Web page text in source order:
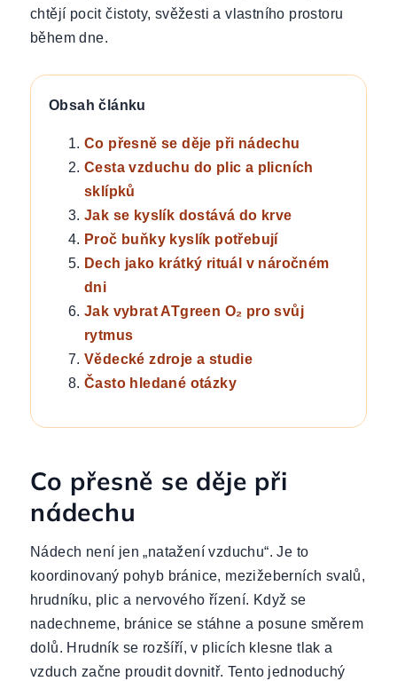
chtějí pocit čistoty, svěžesti a vlastního prostoru
během dne.
Obsah článku
Co přesně se děje při nádechu
Cesta vzduchu do plic a plicních
sklípků
Jak se kyslík dostává do krve
Proč buňky kyslík potřebují
Dech jako krátký rituál v náročném
dni
Jak vybrat ATgreen O₂ pro svůj
rytmus
Vědecké zdroje a studie
Často hledané otázky
Co přesně se děje při
nádechu
Nádech není jen „natažení vzduchu“. Je to
koordinovaný pohyb bránice, mezižeberních svalů,
hrudníku, plic a nervového řízení. Když se
nadechneme, bránice se stáhne a posune směrem
dolů. Hrudník se rozšíří, v plicích klesne tlak a
vzduch začne proudit dovnitř. Tento jednoduchý